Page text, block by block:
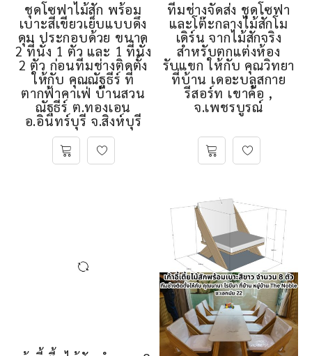
ชุดโซฟาไม้สัก พร้อม
เบาะสีเขียวเย็บแบบดึง
ดุม ประกอบด้วย ขนาด
2 ที่นั่ง 1 ตัว และ 1 ที่นั่ง
2 ตัว ก่อนทีมช่างติดตั้ง
ให้กับ คุณณัฐธีร์ ที่
ตากฟ้าคาเฟ่ บ้านสวน
ณัฐธีร์ ต.ทองเอน
อ.อินทร์บุรี จ.สิงห์บุรี
ทีมช่างจัดส่ง ชุดโซฟา
และโต๊ะกลางไม้สักโม
เดิร์น จากไม้สักจริง
สำหรับตกแต่งห้อง
รับแขก ให้กับ คุณวิทยา
ที่บ้าน เดอะบลูสกาย
รีสอร์ท เขาค้อ ,
จ.เพชรบูรณ์